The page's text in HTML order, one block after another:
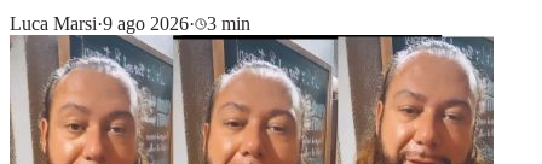
Luca Marsi·9 ago 2026· 3 min